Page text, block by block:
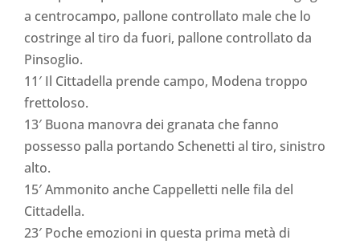
a centrocampo, pallone controllato male che lo
costringe al tiro da fuori, pallone controllato da
Pinsoglio.
11′ Il Cittadella prende campo, Modena troppo
frettoloso.
13′ Buona manovra dei granata che fanno
possesso palla portando Schenetti al tiro, sinistro
alto.
15′ Ammonito anche Cappelletti nelle fila del
Cittadella.
23′ Poche emozioni in questa prima metà di